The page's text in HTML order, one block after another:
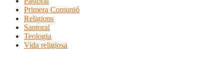
Primera Comunió
Religions
Santoral
Teologia
Vida religiosa